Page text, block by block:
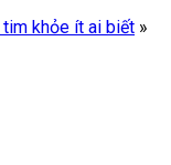
khỏe ít ai biết »